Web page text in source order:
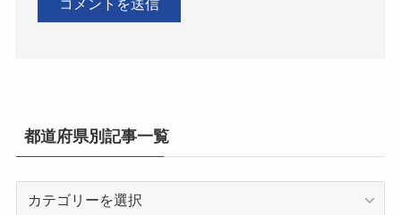
都道府県別記事一覧